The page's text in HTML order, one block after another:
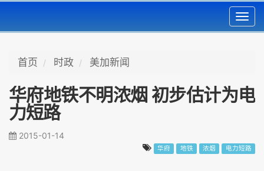
首页 时政 美加新闻
华府地铁不明浓烟 初步估计为电
力短路
2015-01-14
华府 地铁 浓烟 电力短路